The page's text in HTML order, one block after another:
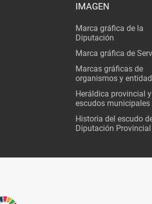
IMAGEN
Marca gráfica de la
Diputación
Marca gráfica de
Marcas gráficas de
organismos y
Heráldica provincial y
escudos municipales
Historia del escudo
Diputación Provincial